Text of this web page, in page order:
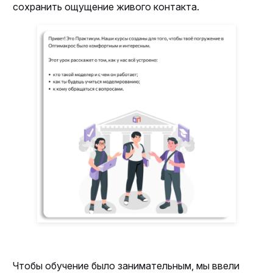
сохранить ощущение живого контакта.
Чтобы обучение было занимательным, мы ввели